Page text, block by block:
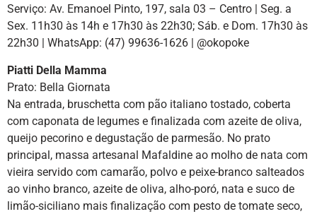
Serviço: Av. Emanoel Pinto, 197, sala 03 – Centro | Seg. a
Sex. 11h30 às 14h e 17h30 às 22h30; Sáb. e Dom. 17h30 às
22h30 | WhatsApp: (47) 99636-1626 | @okopoke
Piatti Della Mamma
Prato: Bella Giornata
Na entrada, bruschetta com pão italiano tostado, coberta
com caponata de legumes e finalizada com azeite de oliva,
queijo pecorino e degustação de parmesão. No prato
principal, massa artesanal Mafaldine ao molho de nata com
vieira servido com camarão, polvo e peixe-branco salteados
ao vinho branco, azeite de oliva, alho-poró, nata e suco de
limão-siciliano mais finalização com pesto de tomate seco,